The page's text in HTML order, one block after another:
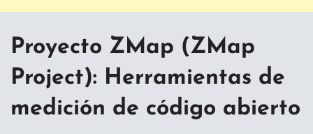
Proyecto ZMap (ZMap
Project): Herramientas de
medición de código abierto